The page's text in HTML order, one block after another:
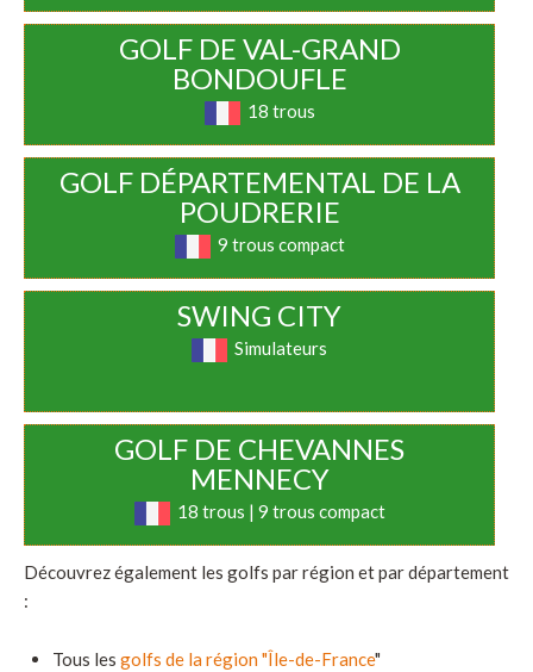
GOLF DE VAL-GRAND
BONDOUFLE
18 trous
GOLF DÉPARTEMENTAL DE LA
POUDRERIE
9 trous compact
SWING CITY
Simulateurs
GOLF DE CHEVANNES
MENNECY
18 trous | 9 trous compact
Découvrez également les golfs par région et par département
:
Tous les golfs de la région "Île-de-France"